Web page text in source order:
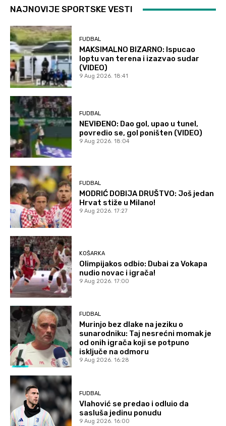
NAJNOVIJE SPORTSKE VESTI
FUDBAL
MAKSIMALNO BIZARNO: Ispucao
loptu van terena i izazvao sudar
(VIDEO)
9 Aug 2026. 18:41
FUDBAL
NEVIĐENO: Dao gol, upao u tunel,
povredio se, gol poništen (VIDEO)
9 Aug 2026. 18:04
FUDBAL
MODRIĆ DOBIJA DRUŠTVO: Još jedan
Hrvat stiže u Milano!
9 Aug 2026. 17:27
KOŠARKA
Olimpijakos odbio: Dubai za Vokapa
nudio novac i igrača!
9 Aug 2026. 17:00
FUDBAL
Murinjo bez dlake na jeziku o
sunarodniku: Taj nesrećni momak je
od onih igrača koji se potpuno
isključe na odmoru
9 Aug 2026. 16:28
FUDBAL
Vlahović se predao i odluio da
sasluša jedinu ponudu
9 Aug 2026. 16:00